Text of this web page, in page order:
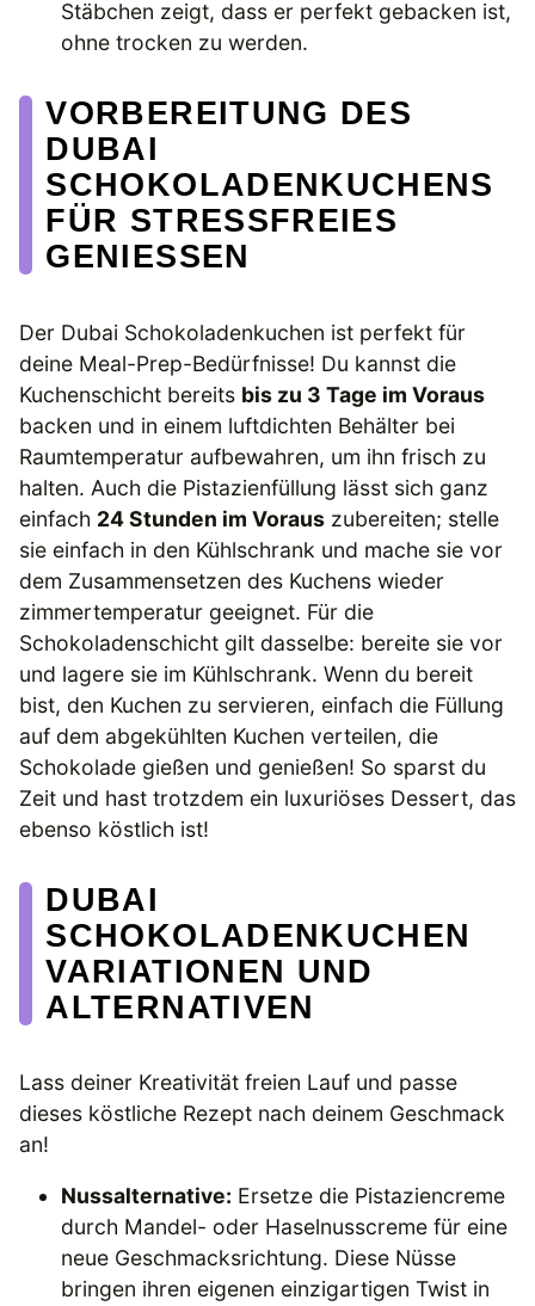
Stäbchen zeigt, dass er perfekt gebacken ist,
ohne trocken zu werden.
VORBEREITUNG DES
DUBAI
SCHOKOLADENKUCHENS
FÜR STRESSFREIES
GENIESSEN
Der Dubai Schokoladenkuchen ist perfekt für
deine Meal-Prep-Bedürfnisse! Du kannst die
Kuchenschicht bereits bis zu 3 Tage im Voraus
backen und in einem luftdichten Behälter bei
Raumtemperatur aufbewahren, um ihn frisch zu
halten. Auch die Pistazienfüllung lässt sich ganz
einfach 24 Stunden im Voraus zubereiten; stelle
sie einfach in den Kühlschrank und mache sie vor
dem Zusammensetzen des Kuchens wieder
zimmertemperatur geeignet. Für die
Schokoladenschicht gilt dasselbe: bereite sie vor
und lagere sie im Kühlschrank. Wenn du bereit
bist, den Kuchen zu servieren, einfach die Füllung
auf dem abgekühlten Kuchen verteilen, die
Schokolade gießen und genießen! So sparst du
Zeit und hast trotzdem ein luxuriöses Dessert, das
ebenso köstlich ist!
DUBAI
SCHOKOLADENKUCHEN
VARIATIONEN UND
ALTERNATIVEN
Lass deiner Kreativität freien Lauf und passe
dieses köstliche Rezept nach deinem Geschmack
an!
Nussalternative: Ersetze die Pistaziencreme
durch Mandel- oder Haselnusscreme für eine
neue Geschmacksrichtung. Diese Nüsse
bringen ihren eigenen einzigartigen Twist in